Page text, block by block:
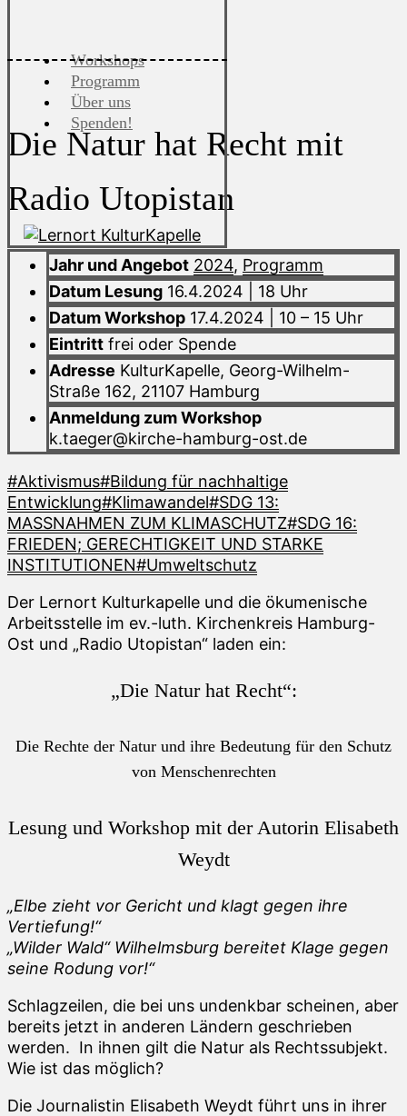
Workshops
Programm
Über uns
Spenden!
Die Natur hat Recht mit
Radio Utopistan
Jahr und Angebot 2024, Programm
Datum Lesung 16.4.2024 | 18 Uhr
Datum Workshop 17.4.2024 | 10 – 15 Uhr
Eintritt frei oder Spende
Adresse KulturKapelle, Georg-Wilhelm-
Straße 162, 21107 Hamburg
Anmeldung zum Workshop
k.taeger@kirche-hamburg-ost.de
#Aktivismus#Bildung für nachhaltige
Entwicklung#Klimawandel#SDG 13:
MASSNAHMEN ZUM KLIMASCHUTZ#SDG 16:
FRIEDEN; GERECHTIGKEIT UND STARKE
INSTITUTIONEN#Umweltschutz
Der Lernort Kulturkapelle und die ökumenische
Arbeitsstelle im ev.-luth. Kirchenkreis Hamburg-
Ost und „Radio Utopistan“ laden ein:
„Die Natur hat Recht“:
Die Rechte der Natur und ihre Bedeutung für den Schutz
von Menschenrechten
Lesung und Workshop mit der Autorin Elisabeth
Weydt
„Elbe zieht vor Gericht und klagt gegen ihre
Vertiefung!“
„Wilder Wald“ Wilhelmsburg bereitet Klage gegen
seine Rodung vor!“
Schlagzeilen, die bei uns undenkbar scheinen, aber
bereits jetzt in anderen Ländern geschrieben
werden. In ihnen gilt die Natur als Rechtssubjekt.
Wie ist das möglich?
Die Journalistin Elisabeth Weydt führt uns in ihrer